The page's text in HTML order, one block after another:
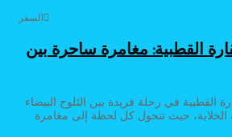
السفر
القطبية: مغامرة ساحرة بين
القطبية في رحلة فريدة بين الثلوج البيضاء
الخلابة، حيث تتحول كل لحظة إلى مغامرة